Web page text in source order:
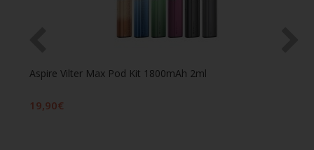
Aspire Vilter Max Pod Kit 1800mAh 2ml
19,90€